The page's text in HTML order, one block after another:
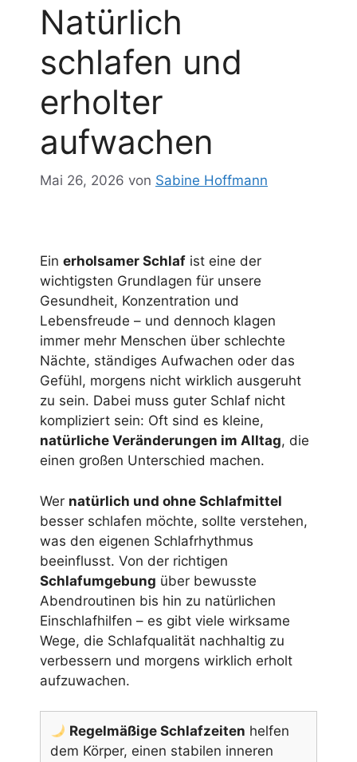
Natürlich
schlafen und
erholter
aufwachen
Mai 26, 2026 von Sabine Hoffmann
Ein erholsamer Schlaf ist eine der
wichtigsten Grundlagen für unsere
Gesundheit, Konzentration und
Lebensfreude – und dennoch klagen
immer mehr Menschen über schlechte
Nächte, ständiges Aufwachen oder das
Gefühl, morgens nicht wirklich ausgeruht
zu sein. Dabei muss guter Schlaf nicht
kompliziert sein: Oft sind es kleine,
natürliche Veränderungen im Alltag, die
einen großen Unterschied machen.
Wer natürlich und ohne Schlafmittel
besser schlafen möchte, sollte verstehen,
was den eigenen Schlafrhythmus
beeinflusst. Von der richtigen
Schlafumgebung über bewusste
Abendroutinen bis hin zu natürlichen
Einschlafhilfen – es gibt viele wirksame
Wege, die Schlafqualität nachhaltig zu
verbessern und morgens wirklich erholt
aufzuwachen.
Regelmäßige Schlafzeiten helfen
dem Körper, einen stabilen inneren